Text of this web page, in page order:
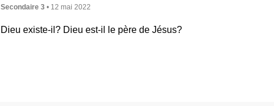
Secondaire 3 • 12 mai 2022
Dieu existe-il? Dieu est-il le père de Jésus?